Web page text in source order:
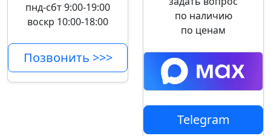
пнд-сбт 9:00-19:00
воскр 10:00-18:00
Позвонить >>>
по наличию
по ценам
Telegram